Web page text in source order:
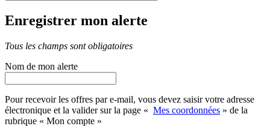
Enregistrer mon alerte
Tous les champs sont obligatoires
Nom de mon alerte
Pour recevoir les offres par e-mail, vous devez saisir votre adresse
électronique et la valider sur la page « Mes coordonnées » de la
rubrique « Mon compte »